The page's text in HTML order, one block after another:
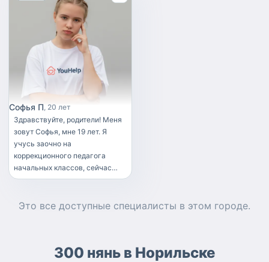
Софья П 20 лет
Здравствуйте, родители! Меня
зовут Софья, мне 19 лет. Я
учусь заочно на
коррекционного педагога
начальных классов, сейчас
заканчиваю 3 курс. Очень
работы с детьми разных
Соблюдаю все правила данные
Это все доступные специалисты в этом городе.
300 нянь в Норильске